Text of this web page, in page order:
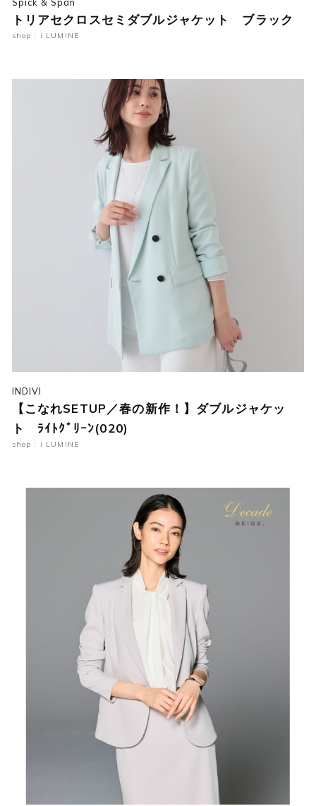
トリアセクロスセミダブルジャケット ブラック
shop : i LUMINE
INDIVI
【こなれSETUP／春の新作！】ダブルジャケッ
ト ﾗｲﾄｸﾞﾘｰﾝ(020)
shop : i LUMINE